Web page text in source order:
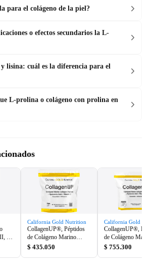
para el colágeno de la piel?
o efectos secundarios la L-
lisina: cuál es la diferencia para el
L-prolina o colágeno con prolina en
III,
g,
California Gold Nutrition
CollagenUP®, Péptidos
de Colágeno Marino
Hidrolizado con Ácido
$ 435.050
California Gold
CollagenUP®,
de Colágeno Marino
Hidrolizado con
$ 755.300